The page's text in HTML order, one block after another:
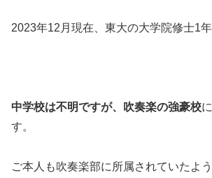
2023年12月現在、東大の大学院修士1年
中学校は不明ですが、吹奏楽の強豪校
す。
ご本人も吹奏楽部に所属されていたよう